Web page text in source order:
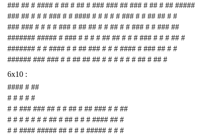
### ## # #### # ## # ## # ### ### ## ### # ## # ## #####
### ## # # # ### # # #### # # # # # ### # # ## ## # #
### ### # # # # ### # ## ## # # ## # # ### # # ### ##
####### ##### # ### # # # # ## ## # # # ### # # # ## #
####### # # #### # # ## ### # # # #### # ### ## # #
###### ### ### # # ## ## ## # # # # # # ## # ## #
6x10 :
#### # ##
# # # # #
# # ### ### ## # # ## # ## ### # # ##
# # # # # # # ## # ## # # # #### ## #
# # #### ##### ## # # # ##### # # #